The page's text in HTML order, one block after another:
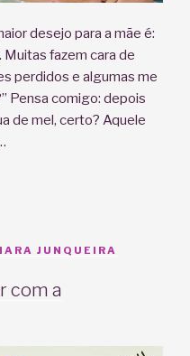
desejo para a mãe é:
Muitas fazem cara de
perdidos e algumas me
Pensa comigo: depois
de mel, certo? Aquele
JUNQUEIRA
com a